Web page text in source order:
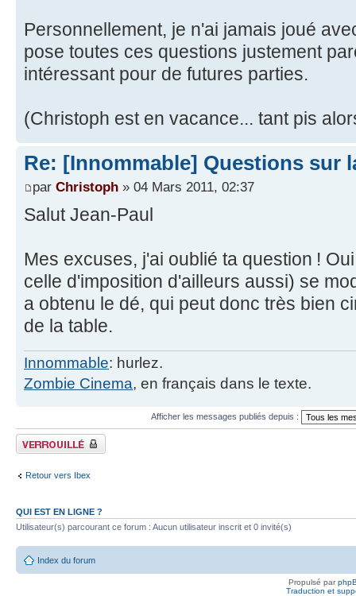
Personnellement, je n'ai jamais joué
pose toutes ces questions justement
intéressant pour de futures parties.
(Christoph est en vacance... tant pis
Re: [Innommable] Questions sur
par Christoph » 04 Mars 2011, 02:37
Salut Jean-Paul
Mes excuses, j'ai oublié ta question !
celle d'imposition d'ailleurs aussi) se
a obtenu le dé, qui peut donc très bien
de la table.
Innommable: hurlez.
Zombie Cinema, en français dans le texte.
Afficher les messages publiés depuis :
Fil verrouillé
Retour vers Ibex
QUI EST EN LIGNE ?
Utilisateur(s) parcourant ce forum : Aucun utilisateur inscrit et 0 invité(s)
Index du forum
Propulsé par
Traduction et